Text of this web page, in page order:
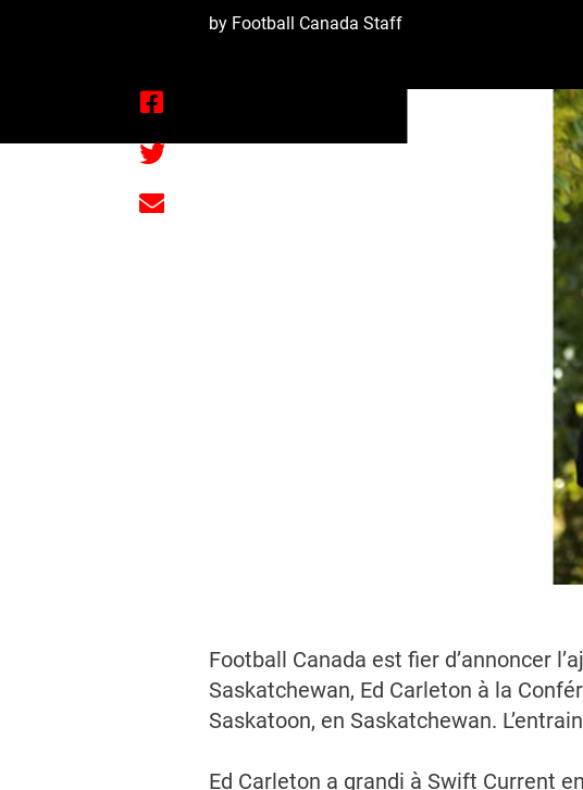
by Football Canada Staff
Football Canada est fier d’annoncer
Saskatchewan, Ed Carleton à la
Saskatoon, en Saskatchewan.
Ed Carleton a grandi à Swift Current